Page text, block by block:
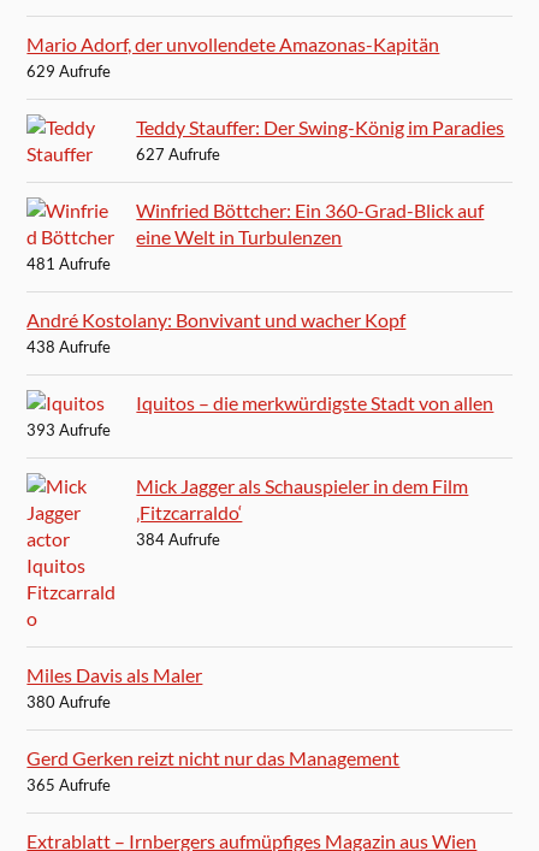
Mario Adorf, der unvollendete Amazonas-Kapitän
629 Aufrufe
Teddy Stauffer: Der Swing-König im Paradies
627 Aufrufe
Winfried Böttcher: Ein 360-Grad-Blick auf
eine Welt in Turbulenzen
481 Aufrufe
André Kostolany: Bonvivant und wacher Kopf
438 Aufrufe
Iquitos – die merkwürdigste Stadt von allen
393 Aufrufe
Mick Jagger als Schauspieler in dem Film
‚Fitzcarraldo‘
384 Aufrufe
Miles Davis als Maler
380 Aufrufe
Gerd Gerken reizt nicht nur das Management
365 Aufrufe
Extrablatt – Irnbergers aufmüpfiges Magazin aus Wien